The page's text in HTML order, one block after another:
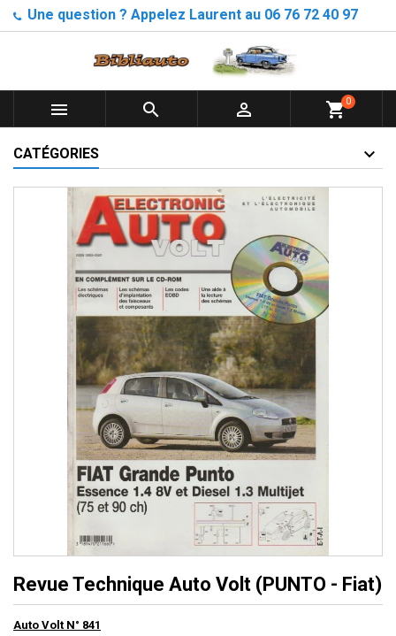
Une question ? Appelez Laurent au 06 76 72 40 97
   shopping_cart0
CATÉGORIES
Revue Technique Auto Volt (PUNTO - Fiat)
Auto Volt N° 841